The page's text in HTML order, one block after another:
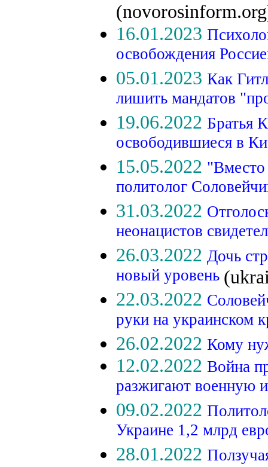
16.01.2023
освобождения
05.01.2023 Как
лишить мандатов
19.06.2022 Братья
освободившиеся в
15.05.2022 "Вместо
политолог
31.03.2022
неонацистов
26.03.2022 Дочь
новый уровень
22.03.2022
руки на украинском
26.02.2022 Кому
12.02.2022 Война
разжигают военную
09.02.2022
Украине 1,2 млрд
28.01.2022